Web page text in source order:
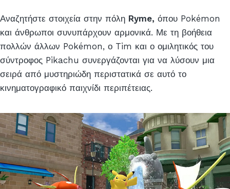
Αναζητήστε στοιχεία στην πόλη Ryme, όπου Pokémon
και άνθρωποι συνυπάρχουν αρμονικά. Με τη βοήθεια
πολλών άλλων Pokémon, ο Tim και ο ομιλητικός του
σύντροφος Pikachu συνεργάζονται για να λύσουν μια
σειρά από μυστηριώδη περιστατικά σε αυτό το
κινηματογραφικό παιχνίδι περιπέτειας.